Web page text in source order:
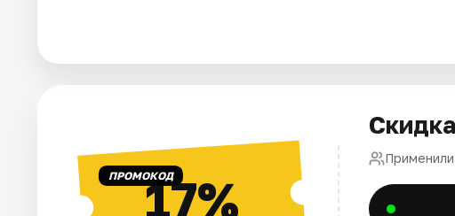
Города
Рейтинги
ПРОМОКОД17%